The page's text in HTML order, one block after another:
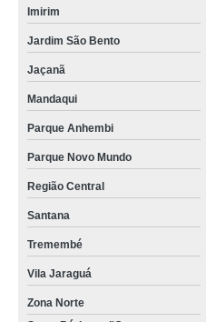
Imirim
Jardim São Bento
Jaçanã
Mandaqui
Parque Anhembi
Parque Novo Mundo
Região Central
Santana
Tremembé
Vila Jaraguá
Zona Norte